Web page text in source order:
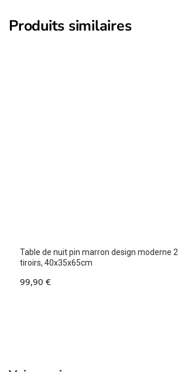
Produits similaires
Table de nuit pin marron design moderne 2
tiroirs, 40x35x65cm
99,90 €